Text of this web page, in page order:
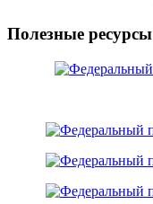
Полезные ресурсы